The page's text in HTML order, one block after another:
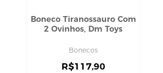
Boneco Tiranossauro Com
2 Ovinhos, Dm Toys
Bonecos
R$117,90